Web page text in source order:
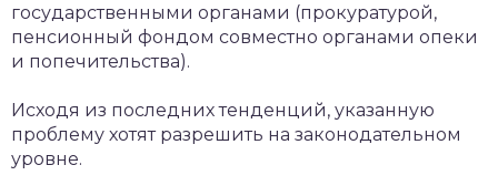
государственными органами (прокуратурой,
пенсионный фондом совместно органами опеки
и попечительства).
Исходя из последних тенденций, указанную
проблему хотят разрешить на законодательном
уровне.